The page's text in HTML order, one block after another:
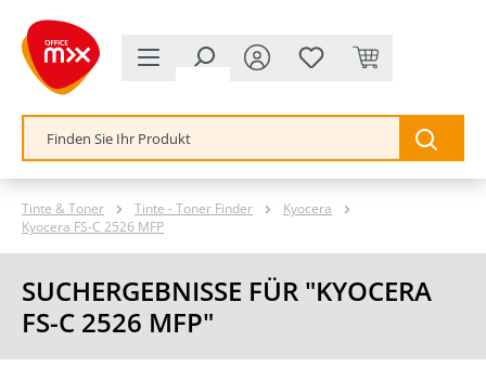
springen
Tinte & Toner Tinte - Toner Finder
Kyocera
Kyocera FS-C 2526 MFP
SUCHERGEBNISSE FÜR "KYOCERA
FS-C 2526 MFP"